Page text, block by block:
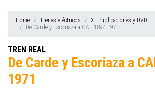
Home Trenes eléctricos
X - Publicaciones y DVD
De Carde y Escoriaza a CAF 1894-1971
TREN REAL
De Carde y Escoriaza a
1971